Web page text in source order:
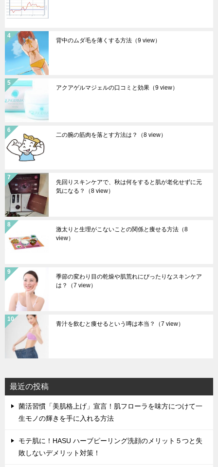
背中のムダ毛を薄くする方法 （9 view）
アクアゲルマジェルの口コミと効果 （9 view）
二の腕の筋肉を落とす方法は？ （8 view）
先回りスキンケアで、秋は何をすると肌が老化せずに元
気になる？
（8 view）
激太りと生理がこないことの関係と痩せる方法 （8
view）
季節の変わり目の乾燥や肌荒れにぴったりなスキンケア
は？
（7 view）
青汁を飲むと痩せるという噂は本当？ （7 view）
最近の投稿
菌活習慣「美肌格上げ」宣言！肌フローラを味方につけて一
生モノの輝きを手に入れる方法
モテ肌に！HASU ハーブピーリング洗顔のメリット５つと失
敗しないデメリット対策！